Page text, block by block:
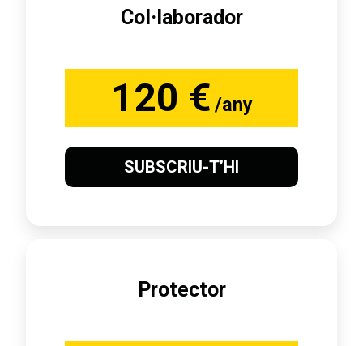
Col·laborador
120 € /any
SUBSCRIU-T’HI
Protector